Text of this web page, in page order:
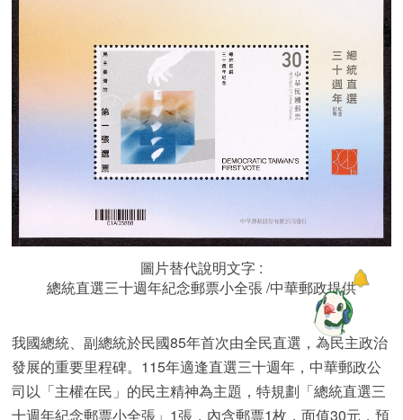
圖片替代說明文字 :
總統直選三十週年紀念郵票小全張 /中華郵政提供
我國總統、副總統於民國85年首次由全民直選，為民主政治
發展的重要里程碑。115年適逢直選三十週年，中華郵政公
司以「主權在民」的民主精神為主題，特規劃「總統直選三
十週年紀念郵票小全張」1張，內含郵票1枚，面值30元，預